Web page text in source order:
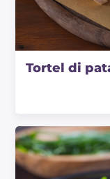
Tortel di